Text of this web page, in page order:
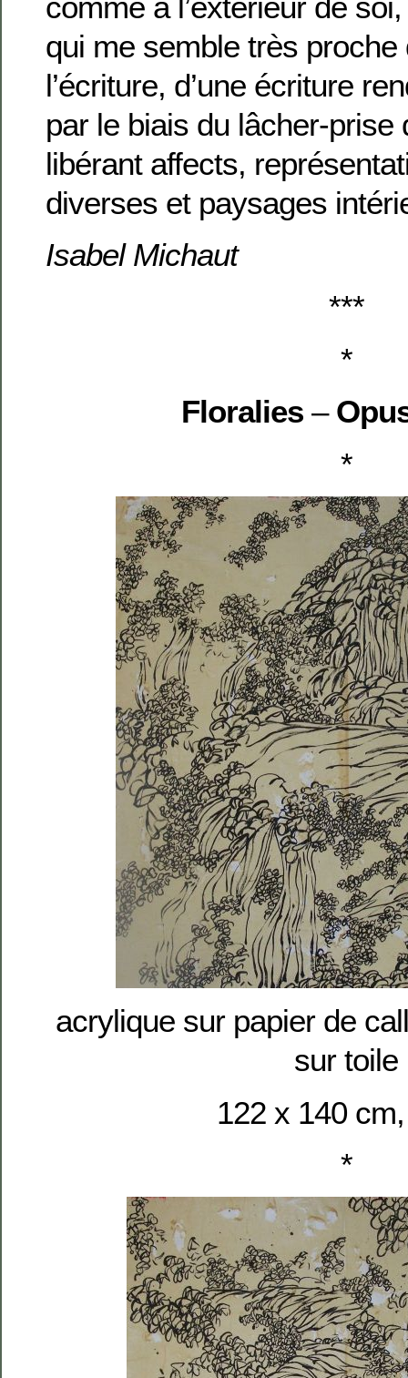
qui me semble très proche
l’écriture, d’une écriture
par le biais du lâcher-prise
libérant affects,
diverses et paysages
Isabel Michaut
***
*
Floralies –
*
acrylique sur papier de
sur toile
122 x 140
*